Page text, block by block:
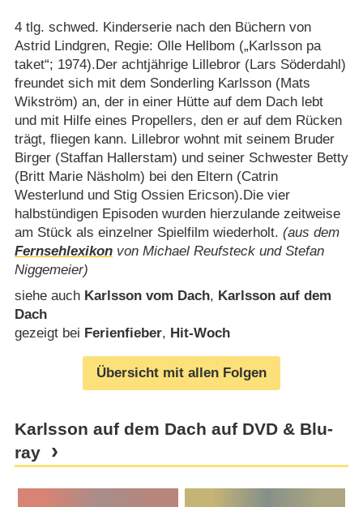
4 tlg. schwed. Kinderserie nach den Büchern von
Astrid Lindgren, Regie: Olle Hellbom („Karlsson pa
taket“; 1974).Der achtjährige Lillebror (Lars Söderdahl)
freundet sich mit dem Sonderling Karlsson (Mats
Wikström) an, der in einer Hütte auf dem Dach lebt
und mit Hilfe eines Propellers, den er auf dem Rücken
trägt, fliegen kann. Lillebror wohnt mit seinem Bruder
Birger (Staffan Hallerstam) und seiner Schwester Betty
(Britt Marie Näsholm) bei den Eltern (Catrin
Westerlund und Stig Ossien Ericson).Die vier
halbstündigen Episoden wurden hierzulande zeitweise
am Stück als einzelner Spielfilm wiederholt. (aus dem
Fernsehlexikonvon Michael Reufsteck und Stefan
Niggemeier)
siehe auch Karlsson vom Dach, Karlsson auf dem
Dach
gezeigt bei Ferienfieber, Hit-Woch
Übersicht mit allen Folgen
Karlsson auf dem Dach auf DVD & Blu-
ray